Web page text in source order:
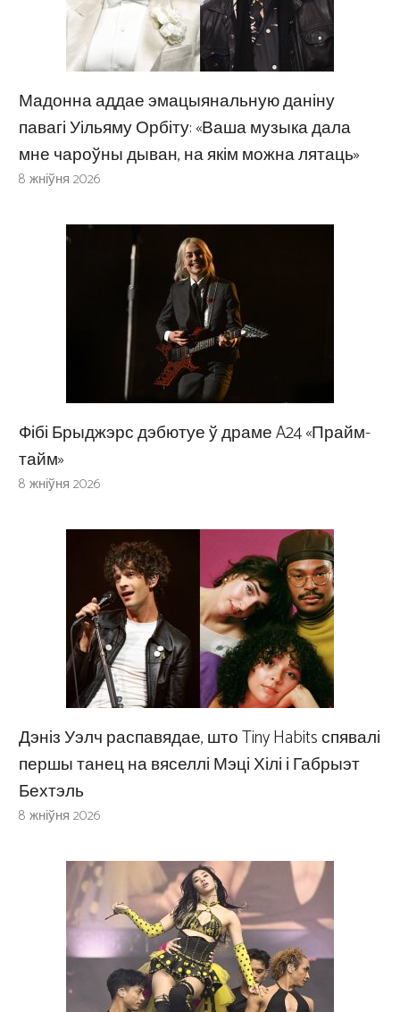
Мадонна аддае эмацыянальную даніну
павагі Уільяму Орбіту: «Ваша музыка дала
мне чароўны дыван, на якім можна лятаць»
8 жніўня 2026
Фібі Брыджэрс дэбютуе ў драме A24 «Прайм-
тайм»
8 жніўня 2026
Дэніз Уэлч распавядае, што Tiny Habits спявалі
першы танец на вяселлі Мэці Хілі і Габрыэт
Бехтэль
8 жніўня 2026